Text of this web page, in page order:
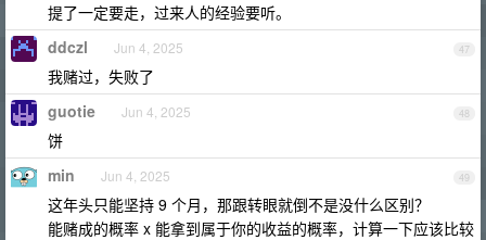
提了一定要走，过来人的经验要听。
47
ddczl Jun 4, 2025
我赌过，失败了
48
guotie Jun 4, 2025
饼
49
min Jun 4, 2025
这年头只能坚持 9 个月，那跟转眼就倒不是没什么区别？
能赌成的概率 x 能拿到属于你的收益的概率，计算一下应该比较